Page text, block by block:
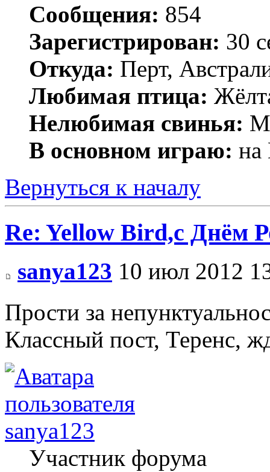
Сообщения: 854
Зарегистрирован: 30
Откуда: Перт,
Любимая птица:
Нелюбимая свинья:
В основном играю: на
Вернуться к началу
Re: Yellow Bird,с Днём
sanya123 10 июл 2012
Прости за
Классный пост, Теренс,
sanya123
Участник форума